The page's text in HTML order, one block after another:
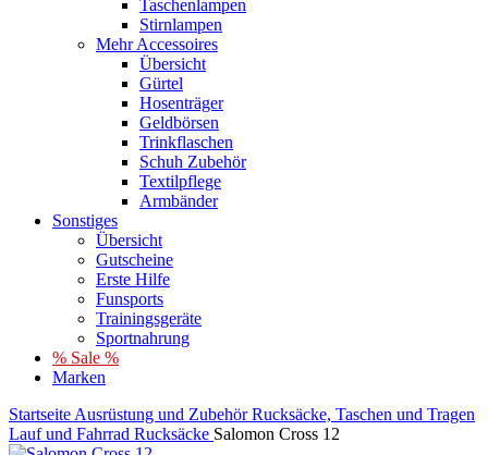
Taschenlampen
Stirnlampen
Mehr Accessoires
Übersicht
Gürtel
Hosenträger
Geldbörsen
Trinkflaschen
Schuh Zubehör
Textilpflege
Armbänder
Sonstiges
Übersicht
Gutscheine
Erste Hilfe
Funsports
Trainingsgeräte
Sportnahrung
% Sale %
Marken
Startseite Ausrüstung und Zubehör Rucksäcke, Taschen und Tragen
Lauf und Fahrrad Rucksäcke Salomon Cross 12